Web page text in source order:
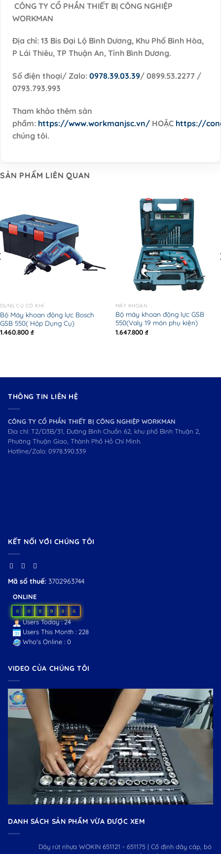
CÔNG TY CỔ PHẦN THIẾT BỊ CÔNG NGHIỆP
WORKMAN
Địa chỉ: 13 Bis Đại Lộ Bình Dương, Khu Phố Bình Hòa,
P Lái Thiêu, TP Thuận An, Tỉnh Bình Dương.
Số điện thoại/ Zalo: 0978.39.03.39/ 0899.53.2277 /
0793.793.993
Tham khảo thêm sản
phẩm: https://www.workmanjsc.vn/ HOẶC https://
chúng tôi.
SẢN PHẨM LIÊN QUAN
DỤNG CỤ CƠ KHÍ
Bộ Máy khoan động lực Bosch
GSB 550( Hộp Dụng Cụ)
1.460.800 ₫
MÁY KHOAN
Bộ máy khoan động lực GSB
550(Valy 19 món phụ kiện)
1.647.800 ₫
THÔNG TIN LIÊN HỆ
CÔNG TY CỔ PHẦN THIẾT BỊ CÔNG NGHIỆP WORKMAN
Địa chỉ: T2/D3B/31, Đường Bình Chuẩn 62, khu phố Bình Thuận 2,
Phường Thuận Giao, Thành Phố Hồ Chí Minh.
Hotline/Zalo: 0978.390.339
KẾT NỐI VỚI CHÚNG TÔI
Mã số thuế: 3702963744
ONLINE
0 0 0 9 0 6
Users Today : 24
Users This Month : 228
Who's Online : 0
VIDEO CỦA CHÚNG TÔI
DANH SÁCH SẢN PHẨM VỪA ĐƯỢC XEM
Dây rút nhựa WOKIN 651121 - 651175 | Cố định dây cáp, bó